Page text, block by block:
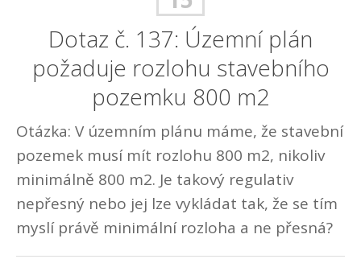
Dotaz č. 137: Územní plán
požaduje rozlohu stavebního
pozemku 800 m2
Otázka: V územním plánu máme, že stavební
pozemek musí mít rozlohu 800 m2, nikoliv
minimálně 800 m2. Je takový regulativ
nepřesný nebo jej lze vykládat tak, že se tím
myslí právě minimální rozloha a ne přesná?